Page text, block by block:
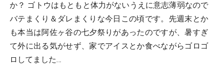
か？ ゴトウはもともと体力がないうえに意志薄弱なので
バテまくり＆ダレまくりな今日この頃です。先週末とか
も本当は阿佐ヶ谷の七夕祭りがあったのですが、暑すぎ
て外に出る気がせず、家でアイスとか食べながらゴロゴ
ロしてました…